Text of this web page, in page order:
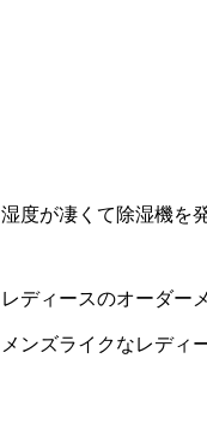
湿度が凄くて除湿機を
レディースのオーダー
メンズライクなレディ